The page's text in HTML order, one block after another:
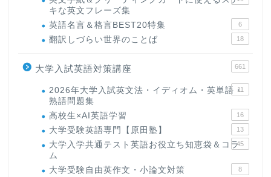
キな英文フレーズ集
英語名言＆格言BEST20特集 6
翻訳しづらい世界のことば 18
大学入試英語対策講座 661
2026年大学入試英文法・イディオム・英単語・
熟語問題集
11
高校生×AI英語学習 16
大学受験英語専門【原田塾】 13
大学入学共通テスト英語お役立ち知恵袋＆コラ
ム
45
大学受験自由英作文・小論文対策 8